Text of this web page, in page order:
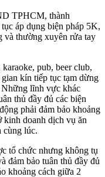
TPHCM, thành
áp dụng biện pháp 5K,
và thường xuyên rửa tay
pub, beer club,
kín tiếp tục tạm dừng
Những lĩnh vực khác
thủ đầy đủ các biện
phải đảm bảo khoảng
kinh doanh dịch vụ ăn
cùng lúc.
tổ chức nhưng không tụ
đảm bảo tuân thủ đầy đủ
khoảng cách giữa 2